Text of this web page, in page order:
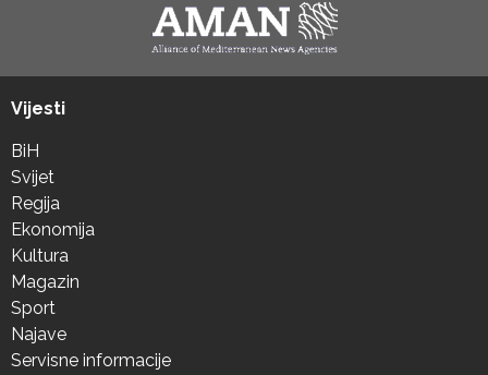
Vijesti
BiH
Svijet
Regija
Ekonomija
Kultura
Magazin
Sport
Najave
Servisne informacije